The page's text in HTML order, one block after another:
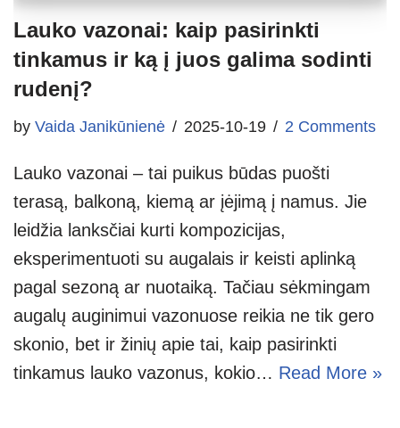
Lauko vazonai: kaip pasirinkti
tinkamus ir ką į juos galima sodinti
rudenį?
by Vaida Janikūnienė 2025-10-19 2 Comments
Lauko vazonai – tai puikus būdas puošti
terasą, balkoną, kiemą ar įėjimą į namus. Jie
leidžia lanksčiai kurti kompozicijas,
eksperimentuoti su augalais ir keisti aplinką
pagal sezoną ar nuotaiką. Tačiau sėkmingam
augalų auginimui vazonuose reikia ne tik gero
skonio, bet ir žinių apie tai, kaip pasirinkti
tinkamus lauko vazonus, kokio… Read More »